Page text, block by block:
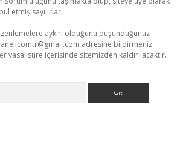
etmiş sayılırlar.
aykırı olduğunu düşündüğünüz
adresine bildirmeniz
yasal süre içerisinde sitemizden kaldırılacaktır.